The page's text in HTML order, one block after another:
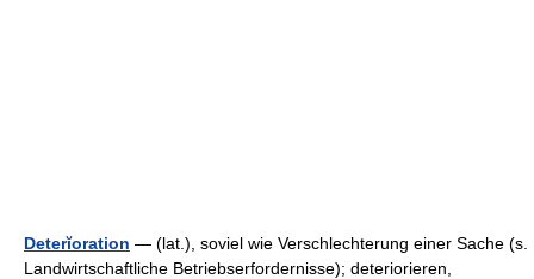
Deterĭoration — (lat.), soviel wie Verschlechterung einer Sache (s.
Landwirtschaftliche Betriebserfordernisse); deteriorieren,